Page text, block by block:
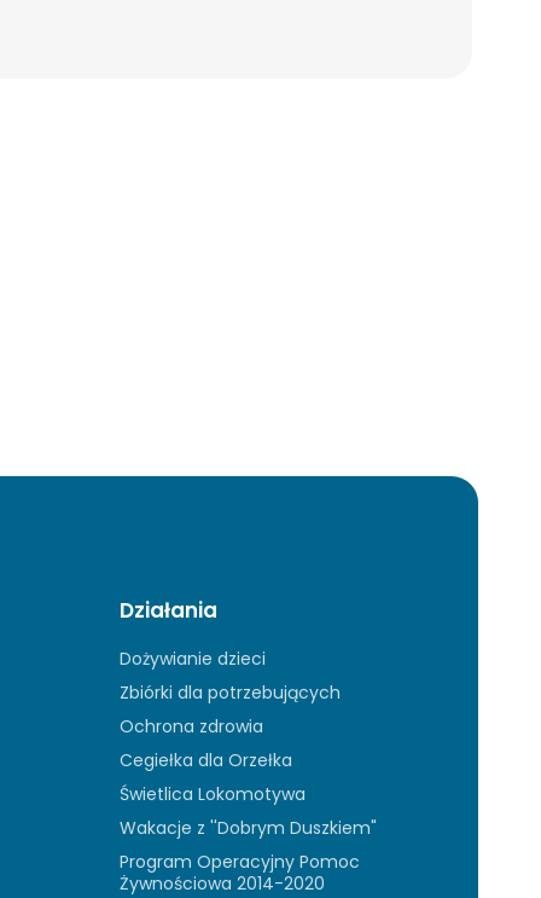
Działania
Dożywianie dzieci
Zbiórki dla potrzebujących
Ochrona zdrowia
Cegiełka dla Orzełka
Świetlica Lokomotywa
Wakacje z ''Dobrym Duszkiem"
Program Operacyjny Pomoc
Żywnościowa 2014-2020